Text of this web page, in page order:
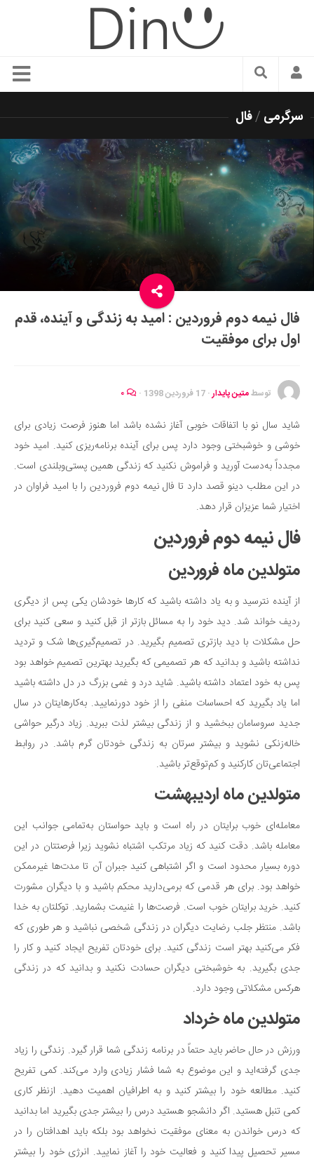
سبک زندگی
زیبایی و آرایش
شیک پوشی
دکوراسیون و چیدمان
غذا
رستوران گردی
آشپزی
سفر و گردشگری
ایران گردی
جهان گردی
موفقیت و مهارت‌های فردی
تغذیه سالم
بهداشت
بیماری و درمان
کودک و مادر
ورزش و تندرستی
مراکز پزشکی و دارویی
فرهنگ و هنر
سینما و تئاتر
تلویزیون
موسیقی
چهره‌ها
عکاسی و هنرهای تجسمی
کتاب و کتاب‌خوانی
تاریخ
معماری
علمی
فناوری‌ها
نجوم و هوا فضا
زمین و محیط زیست
خودرو
سرگرمی
دانستنی‌ها
بازی
فال
مسابقه
اخبار
سرگرمی /فال
فال نیمه دوم فروردین : امید به زندگی و آینده، قدم
اول برای موفقیت
توسطمتین پایدار· 17 فروردین 1398 ·
شاید سال نو با اتفاقات خوبی آغاز نشده باشد اما هنوز فرصت زیادی برای
خوشی و خوشبختی وجود دارد پس برای آینده برنامه‌ریزی کنید. امید خود
مجدداً به‌دست آورید و فراموش نکنید که زندگی همین پستی‌وبلندی است.
در این مطلب دینو قصد دارد تا فال نیمه دوم فروردین را با امید فراوان در
اختیار شما عزیزان قرار دهد.
فال نیمه دوم فروردین
متولدین ماه فروردین
از آینده نترسید و به یاد داشته باشید که کارها خودشان یکی پس از دیگری
ردیف خواند شد. دید خود را به مسائل بازتر از قبل کنید و سعی کنید برای
حل مشکلات با دید بازتری تصمیم بگیرید. در تصمیم‌گیری‌ها شک و تردید
نداشته باشید و بدانید که هر تصمیمی که بگیرید بهترین تصمیم خواهد بود
پس به خود اعتماد داشته باشید. شاید درد و غمی بزرگ در دل داشته باشید
اما یاد بگیرید که احساسات منفی را از خود دورنمایید. به‌کارهایتان در سال
جدید سروسامان ببخشید و از زندگی بیشتر لذت ببرید. زیاد درگیر حواشی
خاله‌زنکی نشوید و بیشتر سرتان به زندگی خودتان گرم باشد. در روابط
اجتماعی‌تان کارکنید و کم‌توقع‌تر باشید.
متولدین ماه اردیبهشت
معامله‌ای خوب برایتان در راه است و باید حواستان به‌تمامی جوانب این
معامله باشد. دقت کنید که زیاد مرتکب اشتباه نشوید زیرا فرصتتان در این
دوره بسیار محدود است و اگر اشتباهی کنید جبران آن تا مدت‌ها غیرممکن
خواهد بود. برای هر قدمی که برمی‌دارید محکم باشید و با دیگران مشورت
کنید. خرید برایتان خوب است. فرصت‌ها را غنیمت بشمارید. توکلتان به خدا
باشد. منتظر جلب رضایت دیگران در زندگی شخصی نباشید و هر طوری که
فکر می‌کنید بهتر است زندگی کنید. برای خودتان تفریح ایجاد کنید و کار را
جدی بگیرید. به خوشبختی دیگران حسادت نکنید و بدانید که در زندگی
هرکس مشکلاتی وجود دارد.
متولدین ماه خرداد
ورزش در حال حاضر باید حتماً در برنامه زندگی شما قرار گیرد. زندگی را زیاد
جدی گرفته‌اید و این موضوع به شما فشار زیادی وارد می‌کند. کمی تفریح
کنید. مطالعه خود را بیشتر کنید و به اطرافیان اهمیت دهید. ازنظر کاری
کمی تنبل هستید. اگر دانشجو هستید درس را بیشتر جدی بگیرید اما بدانید
که درس خواندن به معنای موفقیت نخواهد بود بلکه باید اهدافتان را در
مسیر تحصیل پیدا کنید و فعالیت خود را آغاز نمایید. انرژی خود را بیشتر